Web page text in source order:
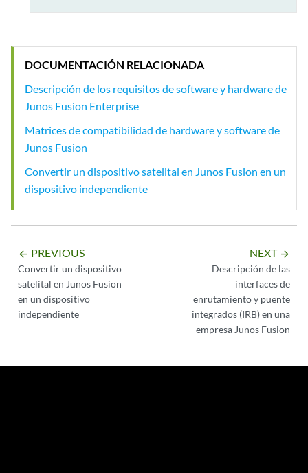
DOCUMENTACIÓN RELACIONADA
Descripción de los requisitos de software y hardware de
Junos Fusion Enterprise
Matrices de compatibilidad de hardware y software de
Junos Fusion
Convertir un dispositivo satelital en Junos Fusion en un
dispositivo independiente
arrow_backward PREVIOUS
Convertir un dispositivo
satelital en Junos Fusion
en un dispositivo
independiente
NEXT arrow_forward
Descripción de las
interfaces de
enrutamiento y puente
integrados (IRB) en una
empresa Junos Fusion